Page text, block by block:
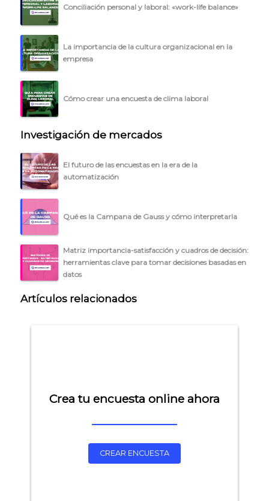
Conciliación personal y laboral: «work-life balance»
La importancia de la cultura organizacional en la
empresa
Cómo crear una encuesta de clima laboral
Investigación de mercados
El futuro de las encuestas en la era de la
automatización
Qué es la Campana de Gauss y cómo interpretarla
Matriz importancia-satisfacción y cuadros de decisión:
herramientas clave para tomar decisiones basadas en
datos
Artículos relacionados
Crea tu encuesta online ahora
CREAR ENCUESTA